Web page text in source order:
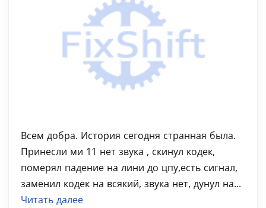
Всем добра. История сегодня странная была.
Принесли ми 11 нет звука , скинул кодек,
померял падение на лини до цпу,есть сигнал,
заменил кодек на всякий, звука нет, дунул на...
Читать далее